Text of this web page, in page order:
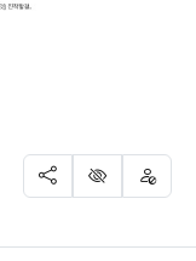
SNS 공유
신고 차단